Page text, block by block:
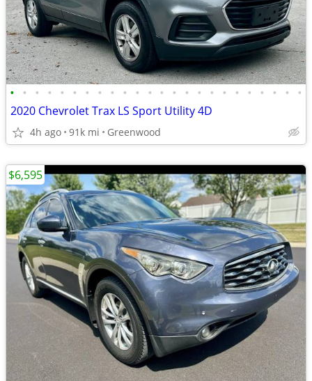
• • • • • • • • • • • • • • • • • • • • • • • •
2020 Chevrolet Trax LS Sport Utility 4D
4h ago 91k mi Greenwood
$6,595